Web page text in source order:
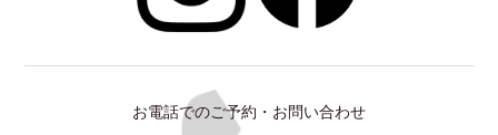
お電話でのご予約・お問い合わせ